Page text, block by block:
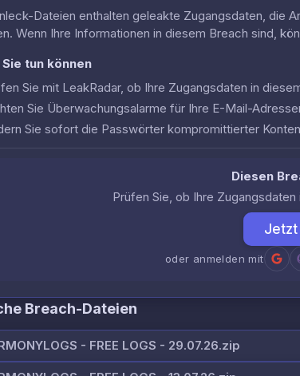
Dateien enthalten geleakte Zugangsdaten, die
Wenn Ihre Informationen in diesem Breach sind,
Sie tun können
Sie mit LeakRadar, ob Ihre Zugangsdaten in
Sie Überwachungsalarme für Ihre E-Mail-
Sie sofort die Passwörter kompromittierter Konten
Diesen
Prüfen Sie, ob Ihre
Jetzt
oder anmelden mit
Breach-Dateien
- FREE LOGS - 29.07.26.zip